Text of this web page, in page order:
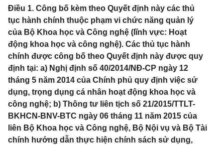
Điều 1. Công bố kèm theo Quyết định này các thủ
tục hành chính thuộc phạm vi chức năng quản lý
của Bộ Khoa học và Công nghệ (lĩnh vực: Hoạt
động khoa học và công nghệ). Các thủ tục hành
chính được công bố theo Quyết định này được quy
định tại: a) Nghị định số 40/2014/NĐ-CP ngày 12
tháng 5 năm 2014 của Chính phủ quy định việc sử
dụng, trọng dụng cá nhân hoạt động khoa học và
công nghệ; b) Thông tư liên tịch số 21/2015/TTLT-
BKHCN-BNV-BTC ngày 06 tháng 11 năm 2015 của
liên Bộ Khoa học và Công nghệ, Bộ Nội vụ và Bộ Tài
chính hướng dẫn thực hiện chính sách sử dụng,